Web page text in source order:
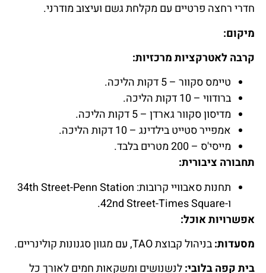
חדרי רחצה פרטיים עם מקלחת גשם ועיצוב מודרני.
מיקום:
קרבה לאטרקציות מרכזיות:
טיימס סקוור – 5 דקות הליכה.
ברודווי – 10 דקות הליכה.
מדיסון סקוור גארדן – 5 דקות הליכה.
אמפייר סטייט בילדינג – 10 דקות הליכה.
מייסי'ס – 200 מטרים בלבד.
תחבורה ציבורית:
תחנות סאבוויי קרובות: 34th Street-Penn Station
ו-42nd Street-Times Square.
אפשרויות אוכל:
מסעדות:בניהול קבוצת TAO, עם מגוון סגנונות קולינריים.
בית קפה בלובי:לנשנושים ומשקאות חמים לאורך כל